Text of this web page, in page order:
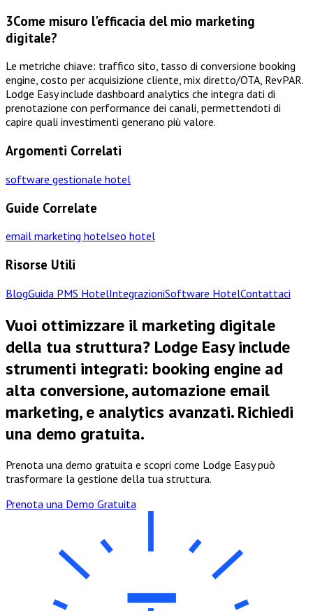
3Come misuro l'efficacia del mio marketing
digitale?
Le metriche chiave: traffico sito, tasso di conversione booking
engine, costo per acquisizione cliente, mix diretto/OTA, RevPAR.
Lodge Easy include dashboard analytics che integra dati di
prenotazione con performance dei canali, permettendoti di
capire quali investimenti generano più valore.
Argomenti Correlati
software gestionale hotel
Guide Correlate
email marketing hotelseo hotel
Risorse Utili
BlogGuida PMS HotelIntegrazioniSoftware HotelContattaci
Vuoi ottimizzare il marketing digitale
della tua struttura? Lodge Easy include
strumenti integrati: booking engine ad
alta conversione, automazione email
marketing, e analytics avanzati. Richiedi
una demo gratuita.
Prenota una demo gratuita e scopri come Lodge Easy può
trasformare la gestione della tua struttura.
Prenota una Demo Gratuita